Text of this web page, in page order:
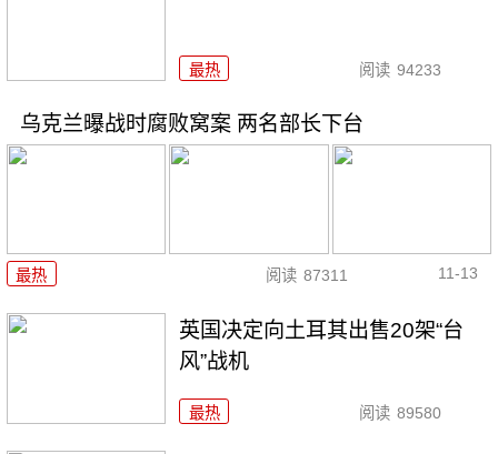
最热 阅读 94233
乌克兰曝战时腐败窝案 两名部长下台
最热 阅读 87311 11-13
英国决定向土耳其出售20架“台
风”战机
最热 阅读 89580